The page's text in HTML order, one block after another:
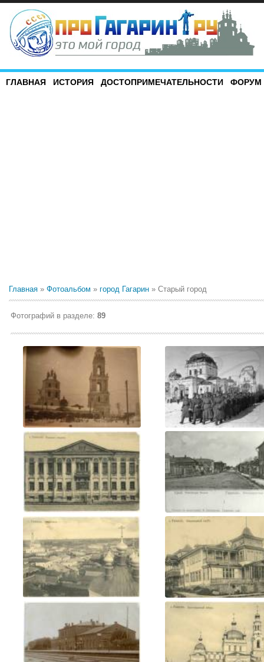
ГЛАВНАЯ ИСТОРИЯ ДОСТОПРИМЕЧАТЕЛЬНОСТИ ФОРУМ
Главная » Фотоальбом » город Гагарин » Старый город
Фотографий в разделе: 89
Казанская церковь зима 19...
Реальное училище... Петербургская улица
Общественный клуб...